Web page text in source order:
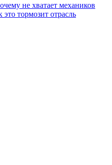
не хватает механиков
тормозит отрасль